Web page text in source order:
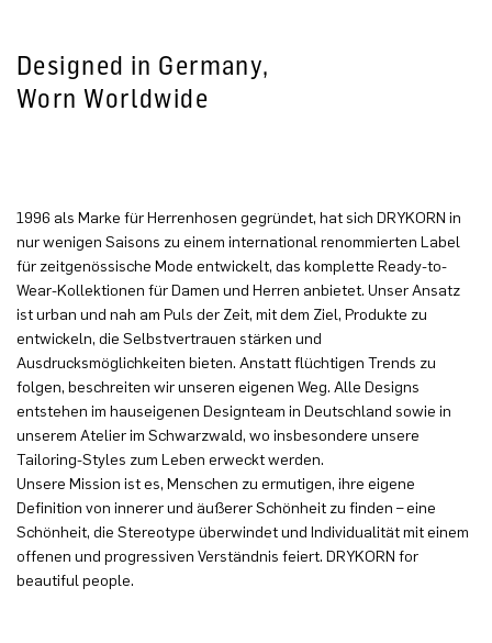
Designed in Germany,
Worn Worldwide
1996 als Marke für Herrenhosen gegründet, hat sich DRYKORN in
nur wenigen Saisons zu einem international renommierten Label
für zeitgenössische Mode entwickelt, das komplette Ready-to-
Wear-Kollektionen für Damen und Herren anbietet. Unser Ansatz
ist urban und nah am Puls der Zeit, mit dem Ziel, Produkte zu
entwickeln, die Selbstvertrauen stärken und
Ausdrucksmöglichkeiten bieten. Anstatt flüchtigen Trends zu
folgen, beschreiten wir unseren eigenen Weg. Alle Designs
entstehen im hauseigenen Designteam in Deutschland sowie in
unserem Atelier im Schwarzwald, wo insbesondere unsere
Tailoring-Styles zum Leben erweckt werden.
Unsere Mission ist es, Menschen zu ermutigen, ihre eigene
Definition von innerer und äußerer Schönheit zu finden – eine
Schönheit, die Stereotype überwindet und Individualität mit einem
offenen und progressiven Verständnis feiert. DRYKORN for
beautiful people.